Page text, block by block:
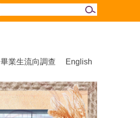
畢業生流向調查 English